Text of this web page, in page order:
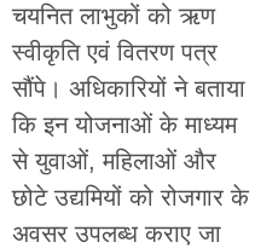
चयनित लाभुकों को ऋण
स्वीकृति एवं वितरण पत्र
सौंपे। अधिकारियों ने बताया
कि इन योजनाओं के माध्यम
से युवाओं, महिलाओं और
छोटे उद्यमियों को रोजगार के
अवसर उपलब्ध कराए जा